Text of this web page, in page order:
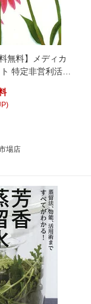
無料】メディカ
特定非営利活動
ーブ協会認定 公
場店